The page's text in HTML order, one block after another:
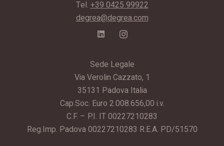
Tel. +39 0425 99922
degrea@degrea.com
Sede Legale
Via Verolin Cazzato, 1
35131 Padova Italia
Cap.Soc. Euro 2.008.656,00 i.v.
C.F. – P.I. IT 00227210283
Reg.Imp. Padova 00227210283 R.E.A. PD/51570